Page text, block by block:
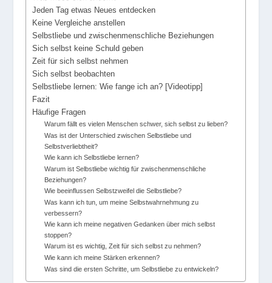
Jeden Tag etwas Neues entdecken
Keine Vergleiche anstellen
Selbstliebe und zwischenmenschliche Beziehungen
Sich selbst keine Schuld geben
Zeit für sich selbst nehmen
Sich selbst beobachten
Selbstliebe lernen: Wie fange ich an? [Videotipp]
Fazit
Häufige Fragen
Warum fällt es vielen Menschen schwer, sich selbst zu lieben?
Was ist der Unterschied zwischen Selbstliebe und
Selbstverliebtheit?
Wie kann ich Selbstliebe lernen?
Warum ist Selbstliebe wichtig für zwischenmenschliche
Beziehungen?
Wie beeinflussen Selbstzweifel die Selbstliebe?
Was kann ich tun, um meine Selbstwahrnehmung zu
verbessern?
Wie kann ich meine negativen Gedanken über mich selbst
stoppen?
Warum ist es wichtig, Zeit für sich selbst zu nehmen?
Wie kann ich meine Stärken erkennen?
Was sind die ersten Schritte, um Selbstliebe zu entwickeln?